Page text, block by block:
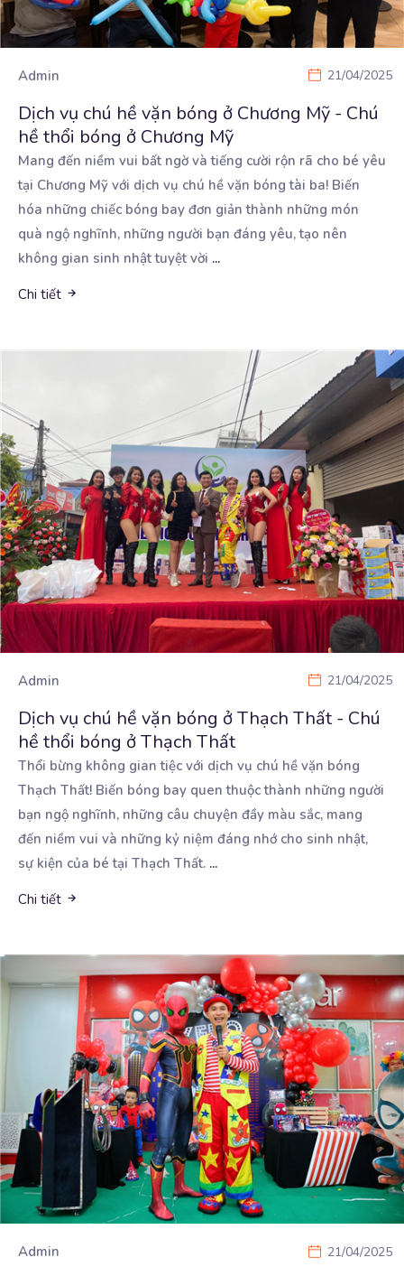
Admin 21/04/2025
Dịch vụ chú hề vặn bóng ở Chương Mỹ - Chú
hề thổi bóng ở Chương Mỹ
Mang đến niềm vui bất ngờ và tiếng cười rộn rã cho bé yêu
tại Chương Mỹ với dịch vụ chú hề vặn bóng tài ba! Biến
hóa những chiếc bóng bay đơn giản thành những món
quà ngộ nghĩnh, những người bạn đáng yêu, tạo nên
không gian sinh nhật tuyệt vời ...
Chi tiết
Admin 21/04/2025
Dịch vụ chú hề vặn bóng ở Thạch Thất - Chú
hề thổi bóng ở Thạch Thất
Thổi bừng không gian tiệc với dịch vụ chú hề vặn bóng
Thạch Thất! Biến bóng bay quen thuộc thành những người
bạn ngộ nghĩnh, những câu chuyện đầy màu sắc, mang
đến niềm vui và những kỷ niệm đáng nhớ cho sinh nhật,
sự kiện của bé tại Thạch Thất. ...
Chi tiết
Admin 21/04/2025